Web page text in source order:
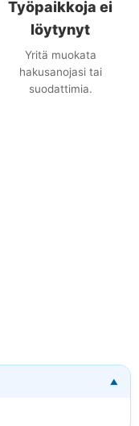
Työpaikkoja ei
löytynyt
Yritä muokata
hakusanojasi tai
suodattimia.
▼